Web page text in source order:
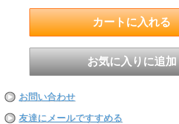
お問い合わせ
友達にメールですすめる